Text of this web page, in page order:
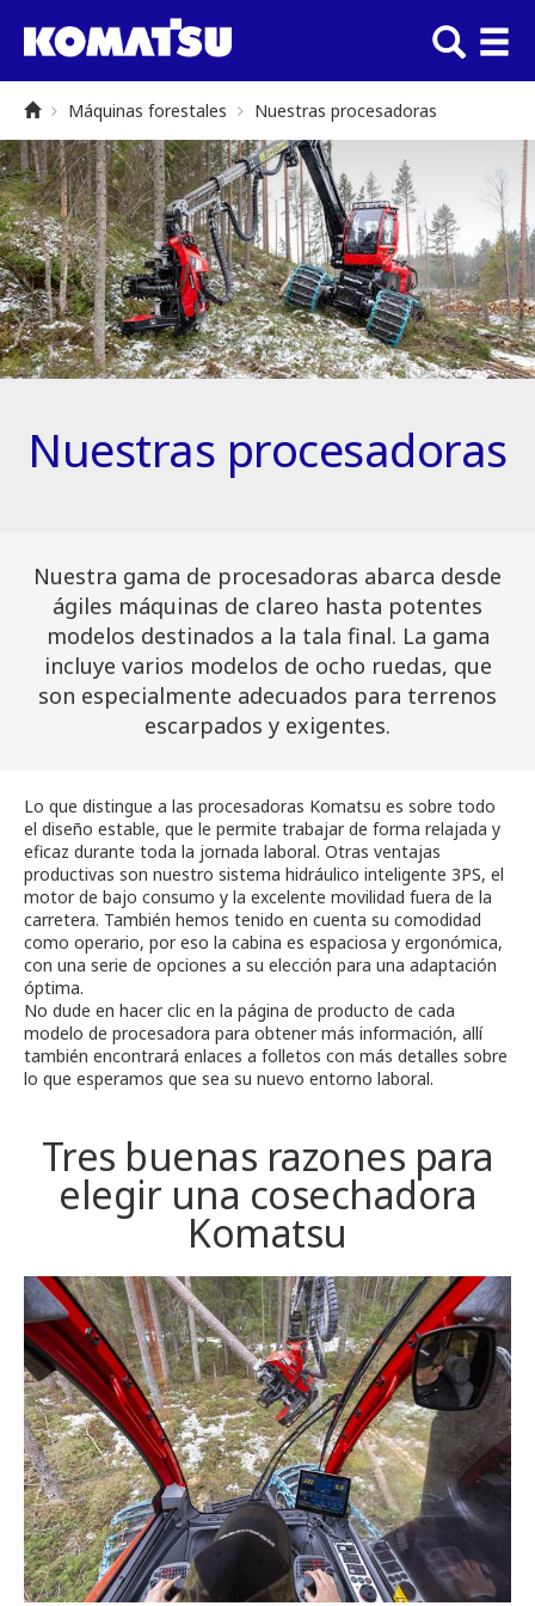
Máquinas forestales Nuestras procesadoras
Nuestras procesadoras
Nuestra gama de procesadoras abarca desde
ágiles máquinas de clareo hasta potentes
modelos destinados a la tala final. La gama
incluye varios modelos de ocho ruedas, que
son especialmente adecuados para terrenos
escarpados y exigentes.
Lo que distingue a las procesadoras Komatsu es sobre todo
el diseño estable, que le permite trabajar de forma relajada y
eficaz durante toda la jornada laboral. Otras ventajas
productivas son nuestro sistema hidráulico inteligente 3PS, el
motor de bajo consumo y la excelente movilidad fuera de la
carretera. También hemos tenido en cuenta su comodidad
como operario, por eso la cabina es espaciosa y ergonómica,
con una serie de opciones a su elección para una adaptación
óptima.
No dude en hacer clic en la página de producto de cada
modelo de procesadora para obtener más información, allí
también encontrará enlaces a folletos con más detalles sobre
lo que esperamos que sea su nuevo entorno laboral.
Tres buenas razones para
elegir una cosechadora
Komatsu